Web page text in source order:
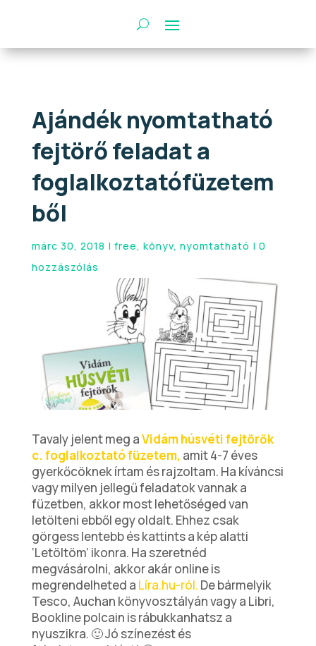
Ajándék nyomtatható
fejtörő feladat a
foglalkoztatófüzetem
ből
márc 30, 2018 | free, könyv, nyomtatható | 0
hozzászólás
Tavaly jelent meg aVidám húsvéti fejtörők
c. foglalkoztató füzetem, amit 4-7 éves
gyerkőcöknek írtam és rajzoltam. Ha kíváncsi
vagy milyen jellegű feladatok vannak a
füzetben, akkor most lehetőséged van
letölteni ebből egy oldalt. Ehhez csak
görgess lentebb és kattints a kép alatti
‘Letöltöm’ ikonra. Ha szeretnéd
megvásárolni, akkor akár online is
megrendelheted a Líra.hu-ról. De bármelyik
Tesco, Auchan könyvosztályán vagy a Libri,
Bookline polcain is rábukkanhatsz a
nyuszikra. 🙂 Jó színezést és